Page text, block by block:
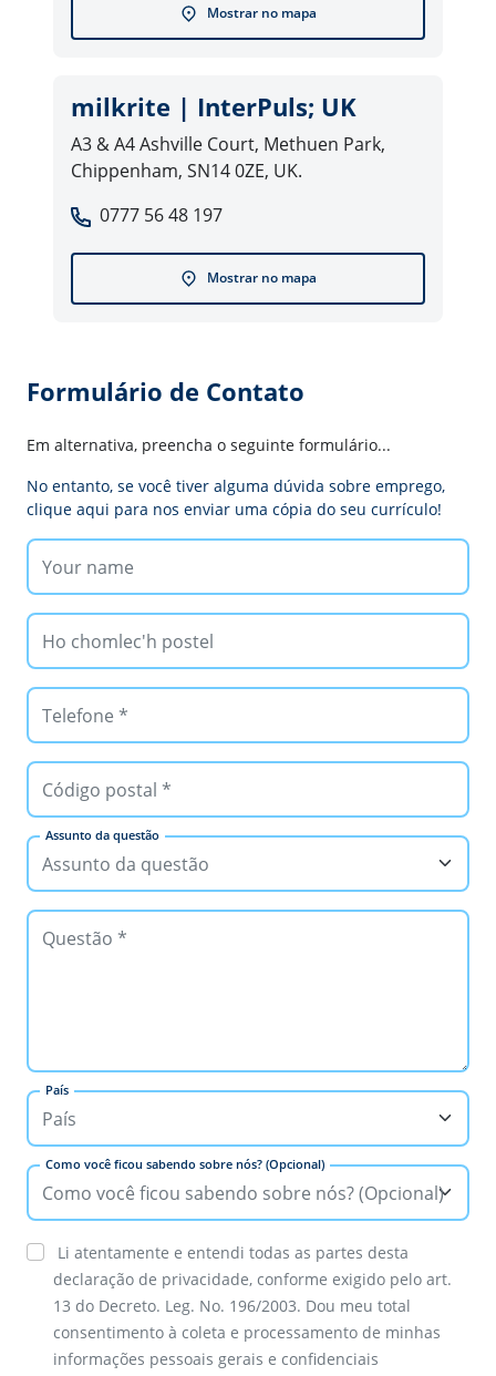
Mostrar no mapa
milkrite | InterPuls; UK
A3 & A4 Ashville Court, Methuen Park,
Chippenham, SN14 0ZE, UK.
0777 56 48 197
Mostrar no mapa
Formulário de Contato
Em alternativa, preencha o seguinte formulário...
No entanto, se você tiver alguma dúvida sobre emprego,
clique aqui para nos enviar uma cópia do seu currículo!
Assunto da questão
País
Como você ficou sabendo sobre nós? (Opcional)
Li atentamente e entendi todas as partes desta
declaração de privacidade, conforme exigido pelo art.
13 do Decreto. Leg. No. 196/2003. Dou meu total
consentimento à coleta e processamento de minhas
informações pessoais gerais e confidenciais